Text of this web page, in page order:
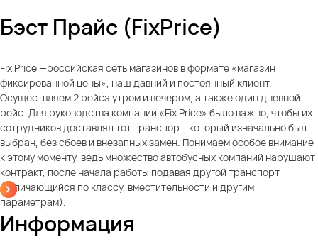
Бэст Прайс (FixPriсe)
Fix Price —российская сеть магазинов в формате «магазин
фиксированной цены», наш давний и постоянный клиент.
Осуществляем 2 рейса утром и вечером, а также один дневной
рейс. Для руководства компании «Fix Price» было важно, чтобы их
сотрудников доставлял тот транспорт, который изначально был
выбран, без сбоев и внезапных замен. Понимаем особое внимание
к этому моменту, ведь множество автобусных компаний нарушают
контракт, после начала работы подавая другой транспорт
(отличающийся по классу, вместительности и другим
параметрам).
Информация